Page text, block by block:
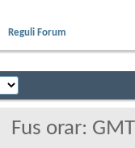
Reguli Forum
Fus orar: